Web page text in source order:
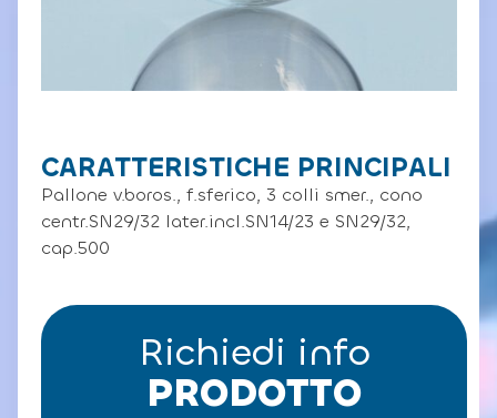
CARATTERISTICHE PRINCIPALI
Pallone v.boros., f.sferico, 3 colli smer., cono
centr.SN29/32 later.incl.SN14/23 e SN29/32,
cap.500
Richiedi info
PRODOTTO